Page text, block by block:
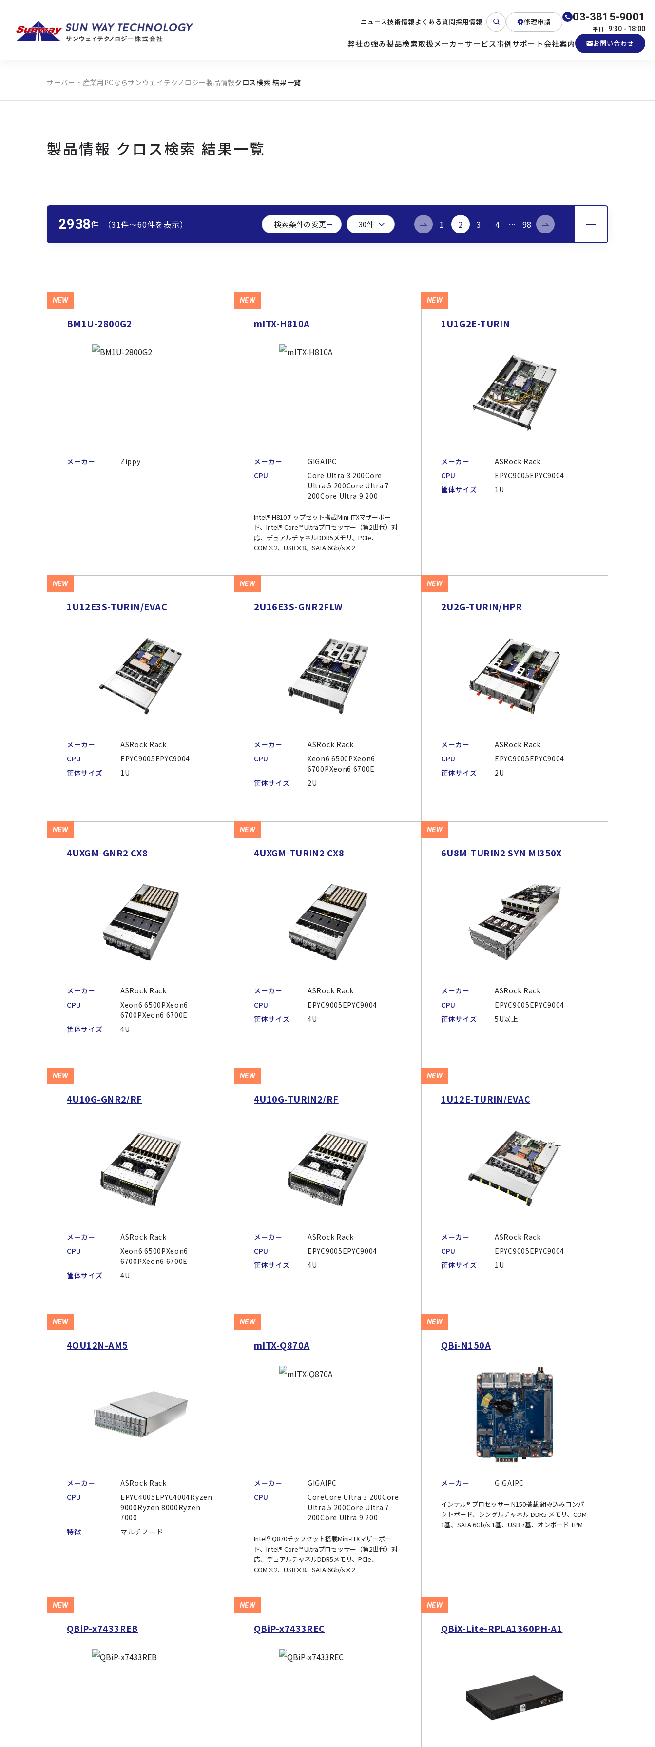
ニュース技術情報よくある質問採用情報 修理申請 03-3815-9001
平日 9:30 - 18:00
弊社の強み製品検索
製品カテゴリから探す
メーカーから探す
サーバー 産業用PC
取扱メーカーサービス事例サポート会社案内 お問い合わせ
サーバー・産業用PCならサンウェイテクノロジー製品情報クロス検索 結果一覧
製品情報 クロス検索 結果一覧
2938件 （31件〜60件を表示） 検索条件の変更 1 2 3 4 … 98
NEW
BM1U-2800G2
メーカー Zippy
NEW
mITX-H810A
メーカー
GIGAIPC
CPU
Core Ultra 3 200Core
Ultra 5 200Core Ultra 7
200Core Ultra 9 200
Intel® H810チップセット搭載Mini-ITXマザーボー
ド、Intel® Core™ Ultraプロセッサー（第2世代）対
応、デュアルチャネルDDR5メモリ、PCIe、
COM×2、USB×8、SATA 6Gb/s×2
NEW
1U1G2E-TURIN
メーカー
ASRock Rack
CPU
EPYC9005EPYC9004
筐体サイズ
1U
NEW
1U12E3S-TURIN/EVAC
メーカー
ASRock Rack
CPU
EPYC9005EPYC9004
筐体サイズ
1U
NEW
2U16E3S-GNR2FLW
メーカー
ASRock Rack
CPU
Xeon6 6500PXeon6
6700PXeon6 6700E
筐体サイズ
2U
NEW
2U2G-TURIN/HPR
メーカー
ASRock Rack
CPU
EPYC9005EPYC9004
筐体サイズ
2U
NEW
4UXGM-GNR2 CX8
メーカー
ASRock Rack
CPU
Xeon6 6500PXeon6
6700PXeon6 6700E
筐体サイズ
4U
NEW
4UXGM-TURIN2 CX8
メーカー
ASRock Rack
CPU
EPYC9005EPYC9004
筐体サイズ
4U
NEW
6U8M-TURIN2 SYN MI350X
メーカー
ASRock Rack
CPU
EPYC9005EPYC9004
筐体サイズ
5U以上
NEW
4U10G-GNR2/RF
メーカー
ASRock Rack
CPU
Xeon6 6500PXeon6
6700PXeon6 6700E
筐体サイズ
4U
NEW
4U10G-TURIN2/RF
メーカー
ASRock Rack
CPU
EPYC9005EPYC9004
筐体サイズ
4U
NEW
1U12E-TURIN/EVAC
メーカー
ASRock Rack
CPU
EPYC9005EPYC9004
筐体サイズ
1U
NEW
4OU12N-AM5
メーカー
ASRock Rack
CPU
EPYC4005EPYC4004Ryzen
9000Ryzen 8000Ryzen
7000
特徴
マルチノード
NEW
mITX-Q870A
メーカー
GIGAIPC
CPU
CoreCore Ultra 3 200Core
Ultra 5 200Core Ultra 7
200Core Ultra 9 200
Intel® Q870チップセット搭載Mini-ITXマザーボー
ド、Intel® Core™ Ultraプロセッサー（第2世代）対
応、デュアルチャネルDDR5メモリ、PCIe、
COM×2、USB×8、SATA 6Gb/s×2
NEW
QBi-N150A
メーカー GIGAIPC
インテル® プロセッサー N150搭載 組み込みコンパ
クトボード、シングルチャネル DDR5 メモリ、COM
1基、SATA 6Gb/s 1基、USB 7基、オンボード TPM
NEW
QBiP-x7433REB
NEW
QBiP-x7433REC
NEW
QBiX-Lite-RPLA1360PH-A1